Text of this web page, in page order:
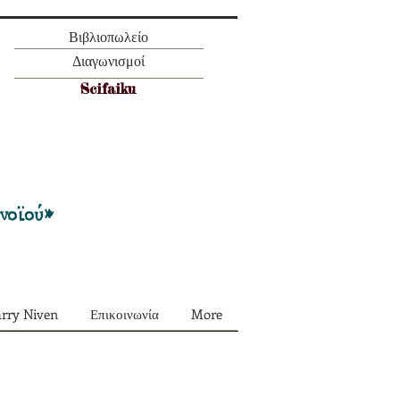
Βιβλιοπωλείο
Διαγωνισμοί
Scifaiku
Niven Επικοινωνία More